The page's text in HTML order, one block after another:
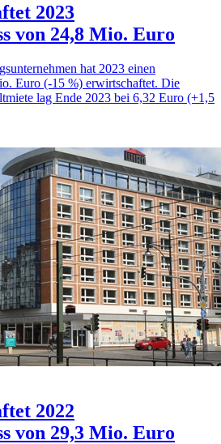
2023
von 24,8 Mio. Euro
hat 2023 einen
Euro (-15 %) erwirtschaftet. Die
lag Ende 2023 bei 6,32 Euro (+1,5
2022
von 29,3 Mio. Euro